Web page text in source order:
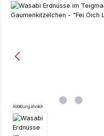
Bildergalerie überspringen
Abbildung ähnlich